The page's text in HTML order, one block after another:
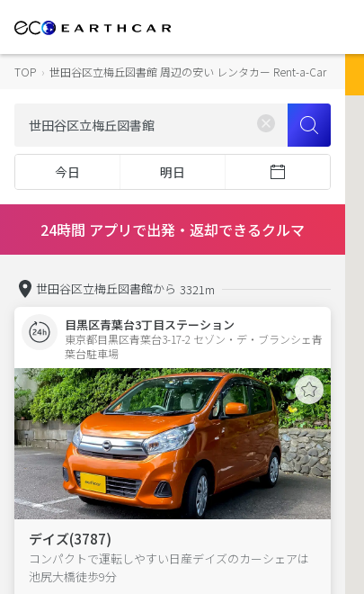
TOP › 世田谷区立梅丘図書館 周辺の安い レンタカー Rent-a-Car
今日 明日
24時間 アプリで出発・返却できるクルマ
世田谷区立梅丘図書館から 3321m
目黒区青葉台3丁目ステーション
東京都目黒区青葉台3-17-2 セゾン・デ・ブランシェ青
葉台駐車場
デイズ(3787)
コンパクトで運転しやすい日産デイズのカーシェアは
池尻大橋徒歩9分